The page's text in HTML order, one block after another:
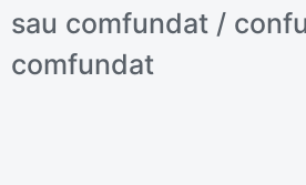
sau comfundat /
comfundat